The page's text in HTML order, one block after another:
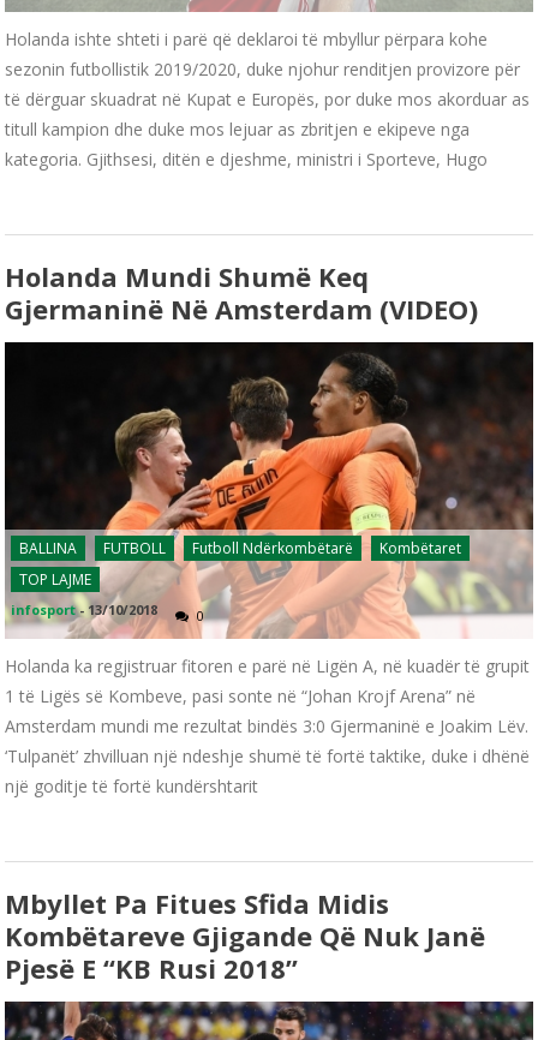
Holanda ishte shteti i parë që deklaroi të mbyllur përpara kohe
sezonin futbollistik 2019/2020, duke njohur renditjen provizore për
të dërguar skuadrat në Kupat e Europës, por duke mos akorduar as
titull kampion dhe duke mos lejuar as zbritjen e ekipeve nga
kategoria. Gjithsesi, ditën e djeshme, ministri i Sporteve, Hugo
Holanda Mundi Shumë Keq
Gjermaninë Në Amsterdam (VIDEO)
BALLINA FUTBOLL Futboll Ndërkombëtarë
Kombëtaret
TOP LAJME
infosport - 13/10/2018 0
Holanda ka regjistruar fitoren e parë në Ligën A, në kuadër të grupit
1 të Ligës së Kombeve, pasi sonte në “Johan Krojf Arena” në
Amsterdam mundi me rezultat bindës 3:0 Gjermaninë e Joakim Lëv.
‘Tulpanët’ zhvilluan një ndeshje shumë të fortë taktike, duke i dhënë
një goditje të fortë kundërshtarit
Mbyllet Pa Fitues Sfida Midis
Kombëtareve Gjigande Që Nuk Janë
Pjesë E “KB Rusi 2018”